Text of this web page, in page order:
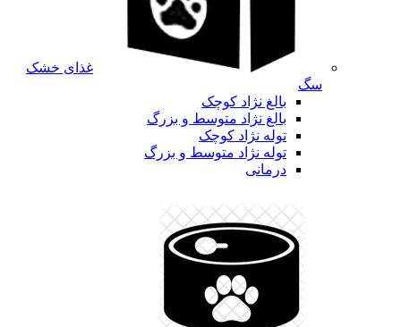
غذای خشک
سگ
بالغ نژاد کوچک
بالغ نژاد متوسط و بزرگ
توله نژاد کوچک
توله نژاد متوسط و بزرگ
درمانی